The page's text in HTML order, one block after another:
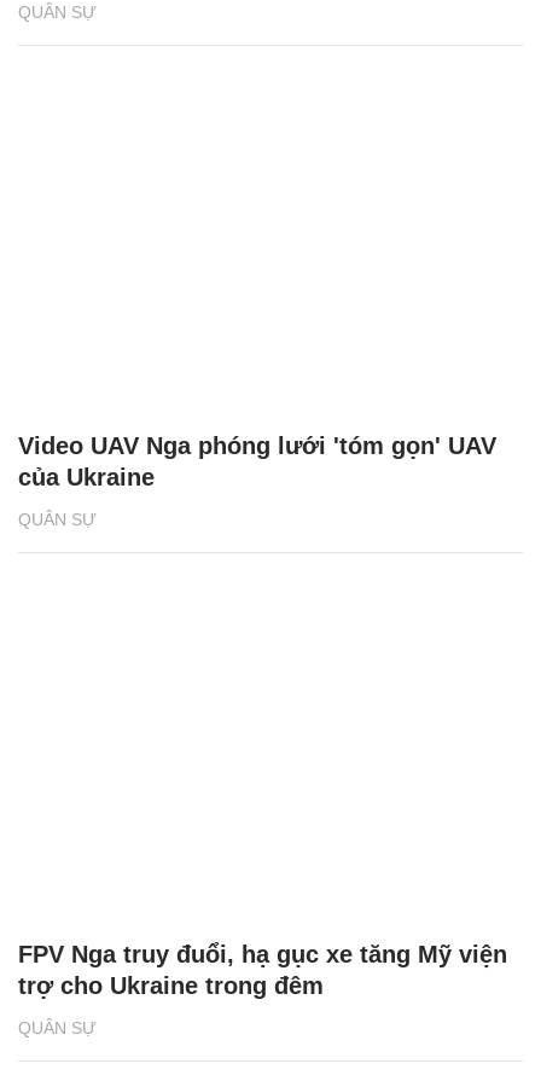
QUÂN SỰ
QUÂN SỰ
Video UAV Nga phóng lưới 'tóm gọn' UAV
của Ukraine
QUÂN SỰ
FPV Nga truy đuổi, hạ gục xe tăng Mỹ viện
trợ cho Ukraine trong đêm